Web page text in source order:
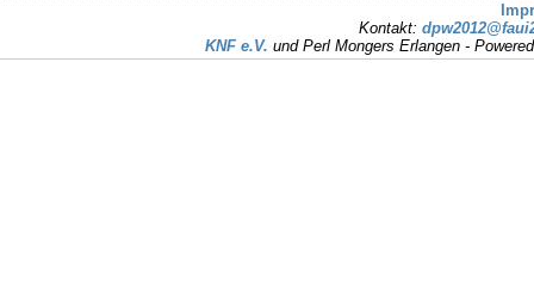
Kontakt:
KNF e.V. und Perl Mongers Erlangen -